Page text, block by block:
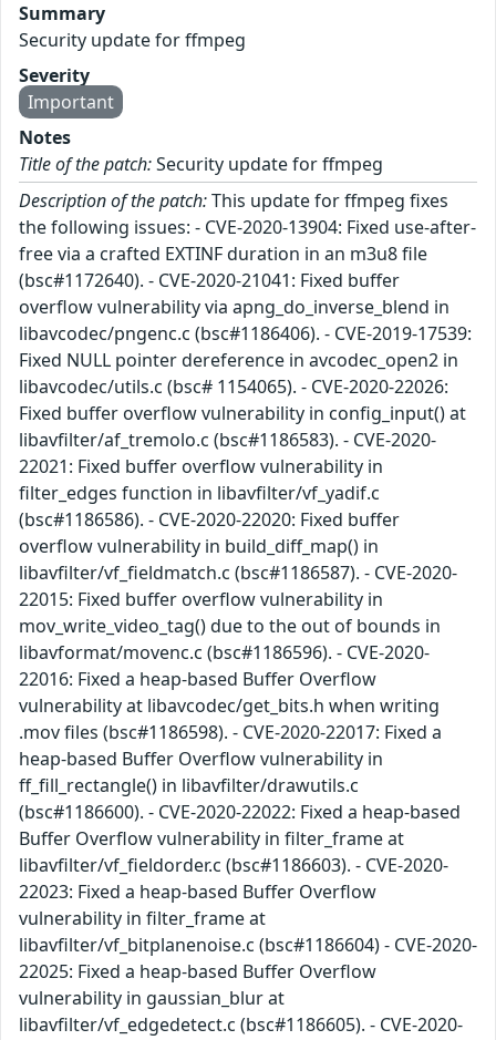
Summary
Security update for ffmpeg
Severity
Important
Notes
Title of the patch:Security update for ffmpeg
Description of the patch:This update for ffmpeg fixes
the following issues: - CVE-2020-13904: Fixed use-after-
free via a crafted EXTINF duration in an m3u8 file
(bsc#1172640). - CVE-2020-21041: Fixed buffer
overflow vulnerability via apng_do_inverse_blend in
libavcodec/pngenc.c (bsc#1186406). - CVE-2019-17539:
Fixed NULL pointer dereference in avcodec_open2 in
libavcodec/utils.c (bsc# 1154065). - CVE-2020-22026:
Fixed buffer overflow vulnerability in config_input() at
libavfilter/af_tremolo.c (bsc#1186583). - CVE-2020-
22021: Fixed buffer overflow vulnerability in
filter_edges function in libavfilter/vf_yadif.c
(bsc#1186586). - CVE-2020-22020: Fixed buffer
overflow vulnerability in build_diff_map() in
libavfilter/vf_fieldmatch.c (bsc#1186587). - CVE-2020-
22015: Fixed buffer overflow vulnerability in
mov_write_video_tag() due to the out of bounds in
libavformat/movenc.c (bsc#1186596). - CVE-2020-
22016: Fixed a heap-based Buffer Overflow
vulnerability at libavcodec/get_bits.h when writing
.mov files (bsc#1186598). - CVE-2020-22017: Fixed a
heap-based Buffer Overflow vulnerability in
ff_fill_rectangle() in libavfilter/drawutils.c
(bsc#1186600). - CVE-2020-22022: Fixed a heap-based
Buffer Overflow vulnerability in filter_frame at
libavfilter/vf_fieldorder.c (bsc#1186603). - CVE-2020-
22023: Fixed a heap-based Buffer Overflow
vulnerability in filter_frame at
libavfilter/vf_bitplanenoise.c (bsc#1186604) - CVE-2020-
22025: Fixed a heap-based Buffer Overflow
vulnerability in gaussian_blur at
libavfilter/vf_edgedetect.c (bsc#1186605). - CVE-2020-